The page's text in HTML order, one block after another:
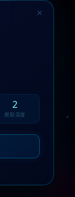
✕
2
爬取深度